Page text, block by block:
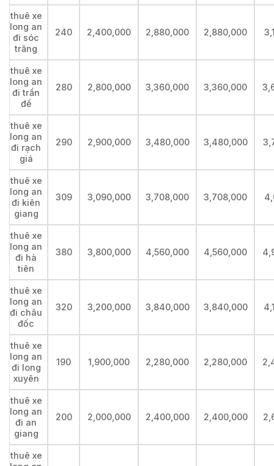
thuê xe
long an
đi sóc
trăng
240 2,400,000 2,880,000 2,880,000
thuê xe
long an
đi trần
đề
280 2,800,000 3,360,000 3,360,000
thuê xe
long an
đi rạch
giá
290 2,900,000 3,480,000 3,480,000
thuê xe
long an
đi kiên
giang
309 3,090,000 3,708,000 3,708,000
thuê xe
long an
đi hà
tiên
380 3,800,000 4,560,000 4,560,000
thuê xe
long an
đi châu
đốc
320 3,200,000 3,840,000 3,840,000
thuê xe
long an
đi long
xuyên
190 1,900,000 2,280,000 2,280,000
thuê xe
long an
đi an
giang
200 2,000,000 2,400,000 2,400,000
thuê xe